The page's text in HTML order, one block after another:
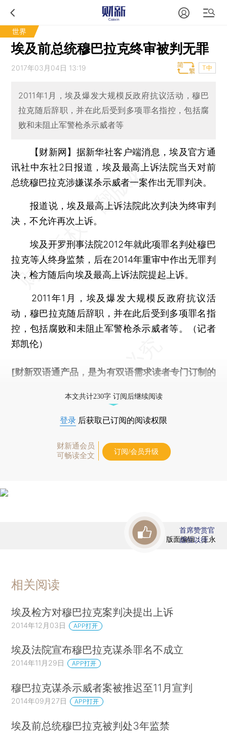
世界
埃及前总统穆巴拉克终审被判无罪
2017年03月04日 13:19 T中
2011年1月，埃及爆发大规模反政府抗议活动，穆巴
拉克随后辞职，并在此后受到多项罪名指控，包括腐
败和未阻止军警枪杀示威者等
【财新网】 据新华社客户端消息，埃及官方通
讯社中东社2日报道，埃及最高上诉法院当天对前
总统穆巴拉克涉嫌谋杀示威者一案作出无罪判决。
报道说，埃及最高上诉法院此次判决为终审判
决，不允许再次上诉。
埃及开罗刑事法院2012年就此项罪名判处穆巴
拉克等人终身监禁，后在2014年重审中作出无罪判
决，检方随后向埃及最高上诉法院提起上诉。
2011年1月，埃及爆发大规模反政府抗议活
动，穆巴拉克随后辞职，并在此后受到多项罪名指
控，包括腐败和未阻止军警枪杀示威者等。（记者
郑凯伦）
[财新双语通产品，是为有双语需求读者专门订制的
本文共计230字 订阅后继续阅读
登录 后获取已订阅的阅读权限
财新通会员
可畅读全文
订阅/会员升级
版面编辑：王永
首席赞赏官
虚位以待
相关阅读
埃及检方对穆巴拉克案判决提出上诉
2014年12月03日 APP打开
埃及法院宣布穆巴拉克谋杀罪名不成立
2014年11月29日 APP打开
穆巴拉克谋杀示威者案被推迟至11月宣判
2014年09月27日 APP打开
埃及前总统穆巴拉克被判处3年监禁